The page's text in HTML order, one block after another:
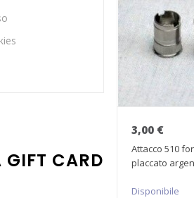
GIFT CARD
3,00 €
Attacco 510
placcato
Disponibile